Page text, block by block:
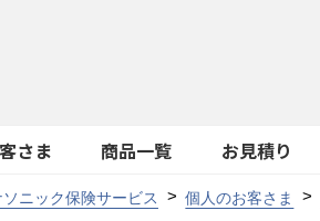
さま 商品一覧 お見積り
ニック保険サービス 個人のお客さま